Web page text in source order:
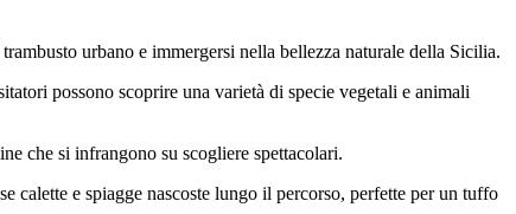
urbano e immergersi nella bellezza naturale della Sicilia.
possono scoprire una varietà di specie vegetali e animali
che si infrangono su scogliere spettacolari.
calette e spiagge nascoste lungo il percorso, perfette per un tuffo